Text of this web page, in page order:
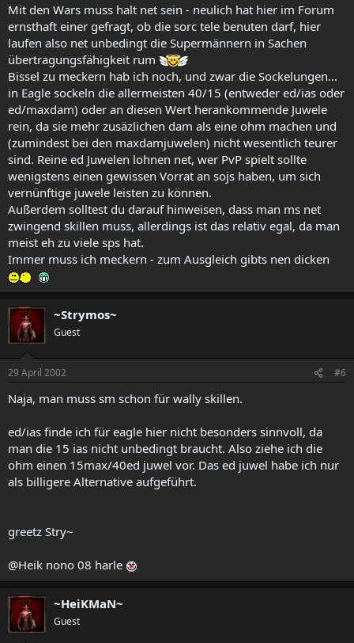
Mit den Wars muss halt net sein - neulich hat hier im Forum
ernsthaft einer gefragt, ob die sorc tele benuten darf, hier
laufen also net unbedingt die Supermännern in Sachen
übertragungsfähigkeit rum
Bissel zu meckern hab ich noch, und zwar die Sockelungen...
in Eagle sockeln die allermeisten 40/15 (entweder ed/ias oder
ed/maxdam) oder an diesen Wert herankommende Juwele
rein, da sie mehr zusäzlichen dam als eine ohm machen und
(zumindest bei den maxdamjuwelen) nicht wesentlich teurer
sind. Reine ed Juwelen lohnen net, wer PvP spielt sollte
wenigstens einen gewissen Vorrat an sojs haben, um sich
vernünftige juwele leisten zu können.
Außerdem solltest du darauf hinweisen, dass man ms net
zwingend skillen muss, allerdings ist das relativ egal, da man
meist eh zu viele sps hat.
Immer muss ich meckern - zum Ausgleich gibts nen dicken
~Strymos~
Guest
29 April 2002 #6
Naja, man muss sm schon für wally skillen.
ed/ias finde ich für eagle hier nicht besonders sinnvoll, da
man die 15 ias nicht unbedingt braucht. Also ziehe ich die
ohm einen 15max/40ed juwel vor. Das ed juwel habe ich nur
als billigere Alternative aufgeführt.
greetz Stry~
@Heik nono 08 harle
~HeiKMaN~
Guest